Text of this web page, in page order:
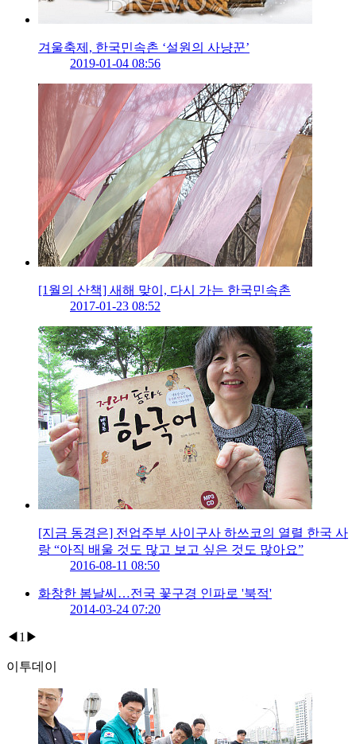
겨울축제, 한국민속촌 ‘설원의 사냥꾼’
2019-01-04 08:56
[1월의 산책] 새해 맞이, 다시 가는 한국민속촌
2017-01-23 08:52
[지금 동경은] 전업주부 사이구사 하쓰코의 열렬 한국 사
랑 “아직 배울 것도 많고 보고 싶은 것도 많아요”
2016-08-11 08:50
화창한 봄날씨…전국 꽃구경 인파로 '북적'
2014-03-24 07:20
◀ 1 ▶
이투데이